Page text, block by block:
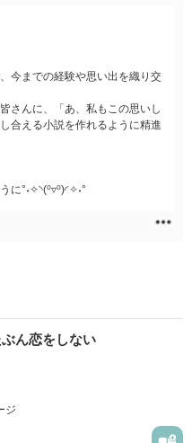
今までの経験や思い出を織り交
さんに、「あ、私もこの思いし
合える小説を作れるように精進
に°˖✧◝(⁰▿⁰)◜✧˖°
ん恋をしない
ジ